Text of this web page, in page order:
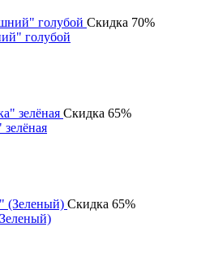
Скидка 70%
голубой
Скидка 65%
Скидка 65%